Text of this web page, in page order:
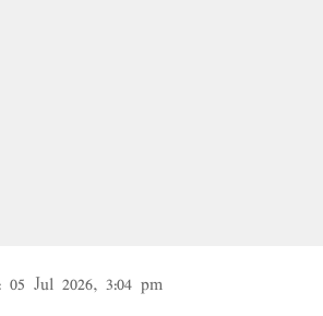
: 05 Jul 2026, 3:04 pm